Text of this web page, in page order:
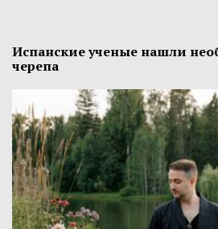
Испанские ученые нашли
черепа